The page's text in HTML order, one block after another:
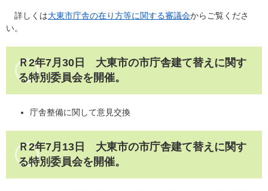
詳しくは​大東市庁舎の在り方等に関する審議会からご覧くださ
い。
Ｒ2年7月30日 大東市の市庁舎建て替えに関す
る特別委員会を開催。
庁舎整備に関して意見交換
Ｒ2年7月13日 大東市の市庁舎建て替えに関す
る特別委員会を開催。